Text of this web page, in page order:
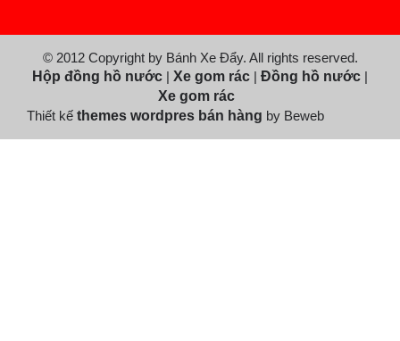
© 2012 Copyright by Bánh Xe Đẩy. All rights reserved.
Hộp đồng hồ nước | Xe gom rác | Đồng hồ nước |
Xe gom rác
Thiết kế themes wordpres bán hàng by Beweb